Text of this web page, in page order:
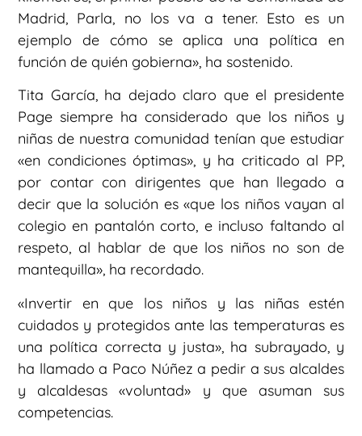
Madrid, Parla, no los va a tener. Esto es un
ejemplo de cómo se aplica una política en
función de quién gobierna», ha sostenido.
Tita García, ha dejado claro que el presidente
Page siempre ha considerado que los niños y
niñas de nuestra comunidad tenían que estudiar
«en condiciones óptimas», y ha criticado al PP,
por contar con dirigentes que han llegado a
decir que la solución es «que los niños vayan al
colegio en pantalón corto, e incluso faltando al
respeto, al hablar de que los niños no son de
mantequilla», ha recordado.
«Invertir en que los niños y las niñas estén
cuidados y protegidos ante las temperaturas es
una política correcta y justa», ha subrayado, y
ha llamado a Paco Núñez a pedir a sus alcaldes
y alcaldesas «voluntad» y que asuman sus
competencias.